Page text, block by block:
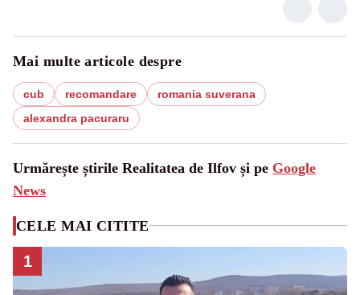
Mai multe articole despre
cub recomandare
romania suverana
alexandra pacuraru
Urmărește știrile Realitatea de Ilfov și pe Google
News
CELE MAI CITITE
1